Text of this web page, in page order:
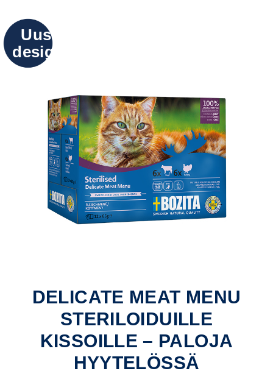
Uusi
design
DELICATE MEAT MENU
STERILOIDUILLE
KISSOILLE – PALOJA
HYYTELÖSSÄ